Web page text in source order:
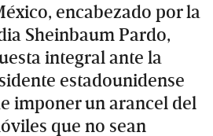
encabezado por la
Sheinbaum Pardo,
integral ante la
estadounidense
imponer un arancel del
que no sean